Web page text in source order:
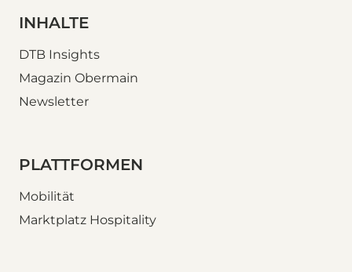
INHALTE
DTB Insights
Magazin Obermain
Newsletter
PLATTFORMEN
Mobilität
Marktplatz Hospitality